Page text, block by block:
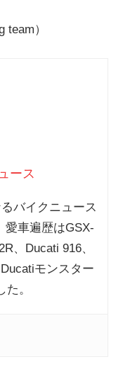
team）
ース
バイクニュース
愛車遍歴はGSX-
、Ducati 916、
モンスター
。